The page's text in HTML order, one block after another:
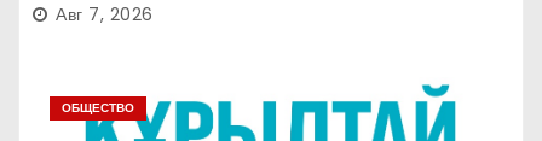
Авг 7, 2026
ОБЩЕСТВО